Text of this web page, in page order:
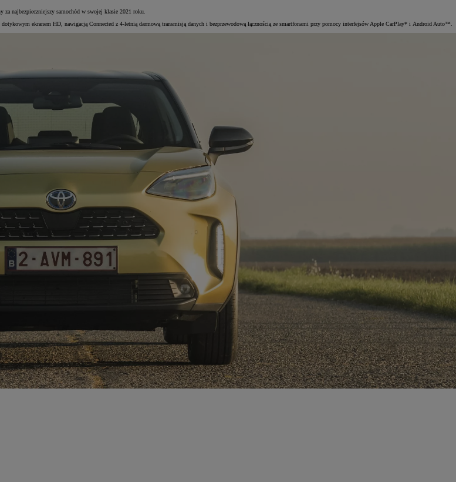
za najbezpieczniejszy samochód w swojej klasie 2021 roku.
ekranem HD, nawigacją Connected z 4-letnią darmową transmisją danych i bezprzewodową łącznością ze smartfonami przy pomocy interfejsów Apple CarPlay* i Android Auto™.